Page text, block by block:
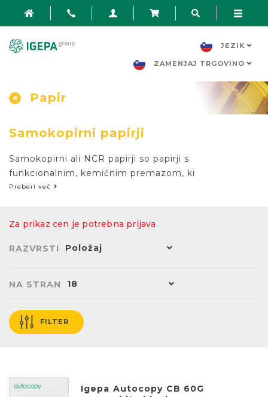
JEZIK
ZAMENJAJ TRGOVINO
Papir
Samokopirni papirji
Samokopirni ali NCR papirji so papirji s
funkcionalnim, kemičnim premazom, ki
omogočajo enostavno kopiranje zapisov
prenaša odtis, drugi oz. srednji list (CFB)
hkrati sprejema in prenaša odtis, medtem
Preberi več
Za prikaz cen je potrebna prijava
RAZVRSTI Položaj
NA STRAN 18
FILTER
Igepa Autocopy CB 60G